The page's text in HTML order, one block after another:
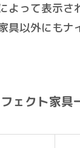
よって表示さ
具以外にもナ
ェクト家具